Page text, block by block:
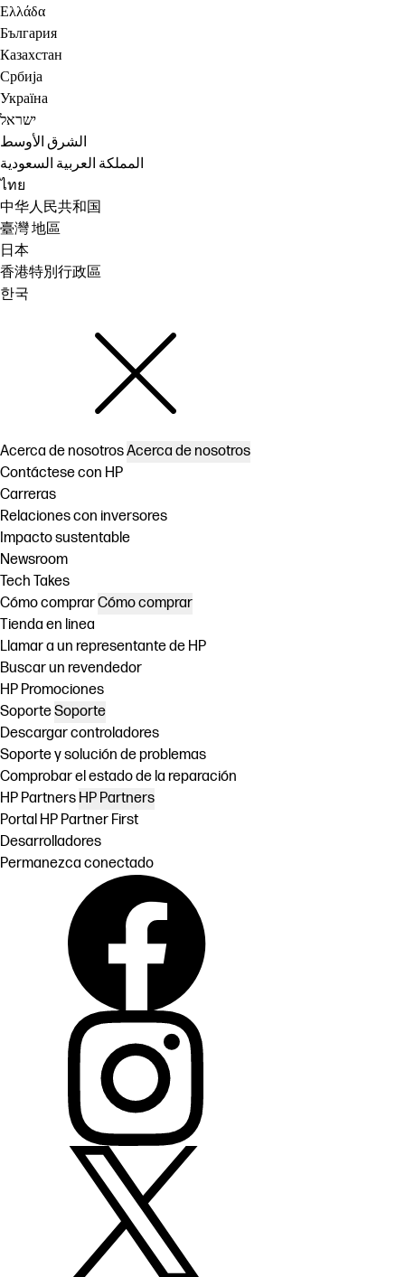
Ελλάδα
България
Казахстан
Србија
Україна
ישראל
الشرق الأوسط
المملكة العربية السعودية
ไทย
中华人民共和国
臺灣 地區
日本
香港特別行政區
한국
Acerca de nosotrosAcerca de nosotros
Contáctese con HP
Carreras
Relaciones con inversores
Impacto sustentable
Newsroom
Tech Takes
Cómo comprarCómo comprar
Tienda en linea
Llamar a un representante de HP
Buscar un revendedor
HP Promociones
SoporteSoporte
Descargar controladores
Soporte y solución de problemas
Comprobar el estado de la reparación
HP Partners HP Partners
Portal HP Partner First
Desarrolladores
Permanezca conectado